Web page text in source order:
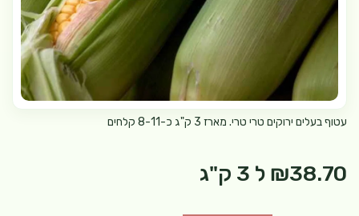
עטוף בעלים ירוקים טרי טרי. מארז 3 ק"ג כ-8-11 קלחים
₪38.70 ל 3 ק"ג